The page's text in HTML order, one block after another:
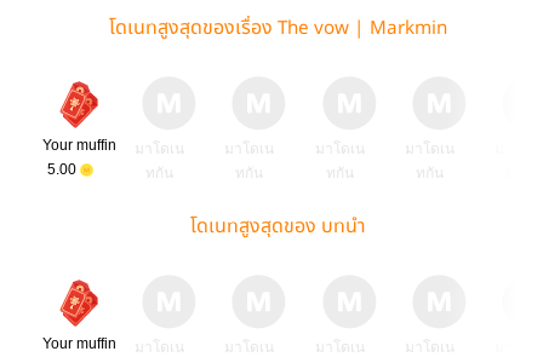
โดเนทสูงสุดของเรื่อง The vow | Markmin
Your muffin
5.00
มาโดเน
ทกัน
มาโดเน
ทกัน
มาโดเน
ทกัน
มาโดเน
ทกัน
โดเนทสูงสุดของ บทนำ
Your muffin
มาโดเน
มาโดเน
มาโดเน
มาโดเน